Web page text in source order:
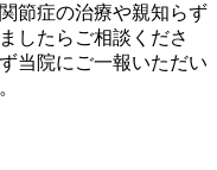
節症の治療や親知らず
したらご相談くださ
当院にご一報いただい